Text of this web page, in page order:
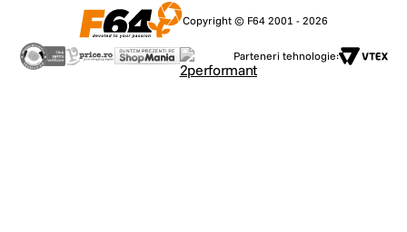
Copyright © F64 2001 - 2026
Parteneri tehnologie: